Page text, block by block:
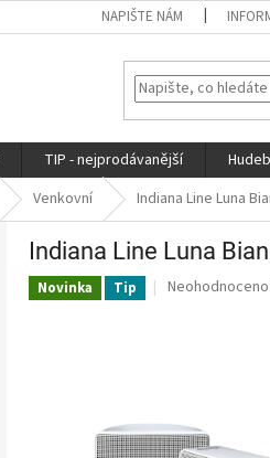
NAPIŠTE NÁM
TIP - nejprodávanější
Venkovní Indiana Line Luna
Indiana Line Luna
Novinka Tip
Průměrné
hvězdiček.
Neohodnoceno